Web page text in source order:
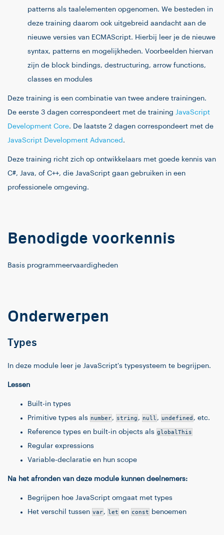
patterns als taalelementen opgenomen. We besteden in
deze training daarom ook uitgebreid aandacht aan de
nieuwe versies van ECMAScript. Hierbij leer je de nieuwe
syntax, patterns en mogelijkheden. Voorbeelden hiervan
zijn de block bindings, destructuring, arrow functions,
classes en modules
Deze training is een combinatie van twee andere trainingen.
De eerste 3 dagen correspondeert met de training JavaScript
Development Core. De laatste 2 dagen correspondeert met de
JavaScript Development Advanced .
Deze training richt zich op ontwikkelaars met goede kennis van
C#, Java, of C++, die JavaScript gaan gebruiken in een
professionele omgeving.
Benodigde voorkennis
Basis programmeervaardigheden
Onderwerpen
Types
In deze module leer je JavaScript's typesysteem te begrijpen.
Lessen
Built-in types
Primitive types als number, string , null , undefined , etc.
Reference types en built-in objects als globalThis
Regular expressions
Variable-declaratie en hun scope
Na het afronden van deze module kunnen deelnemers:
Begrijpen hoe JavaScript omgaat met types
Het verschil tussen var, let en const benoemen